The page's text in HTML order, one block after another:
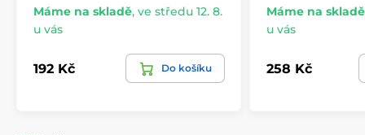
Máme na skladě, ve středu 12. 8.
u vás
192 Kč Do košíku
Máme na skladě
u vás
258 Kč